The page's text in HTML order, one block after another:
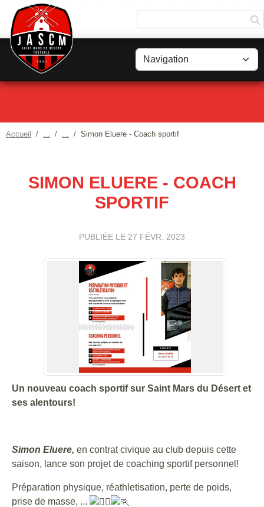
Accueil Simon Eluere - Coach sportif
SIMON ELUERE - COACH
SPORTIF
PUBLIÉE LE 27 FÉVR. 2023
Un nouveau coach sportif sur Saint Mars du Désert et
ses alentours!
Simon Eluere, en contrat civique au club depuis cette
saison, lance son projet de coaching sportif personnel!
Préparation physique, réathletisation, perte de poids,
prise de masse, ...
Panneau de gestion des cookies